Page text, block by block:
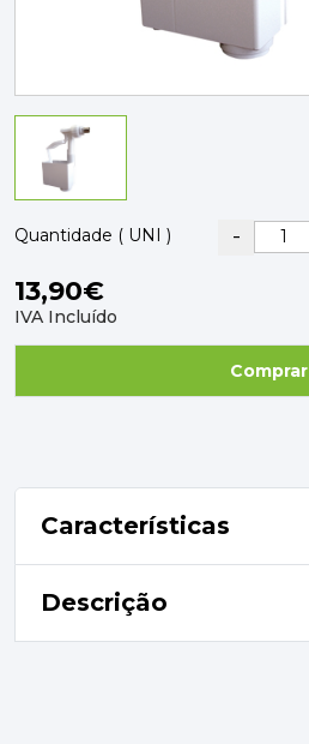
TINTAS, DROGAS E LIMPEZA
DYRUP
SKIL
Quantidade ( UNI ) -
13,90€
IVA Incluído
Comprar
Características
Descrição